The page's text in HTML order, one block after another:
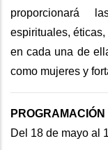
proporcionará
espirituales,
en cada una de
como mujeres y
Del 18 de mayo al